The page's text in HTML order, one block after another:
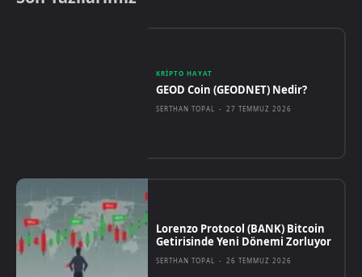
KRIPTO HAYAT
GEOD Coin (GEODNET) Nedir?
SERTHAN TOPAL - 27 TEMMUZ 2026
Lorenzo Protocol (BANK) Bitcoin
Getirisinde Yeni Dönemi Zorluyor
SERTHAN TOPAL - 26 TEMMUZ 2026